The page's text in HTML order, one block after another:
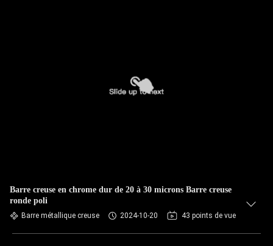
Barre creuse en chrome dur de 20 à 30 microns Barre creuse
ronde poli
Barre métallique creuse 2024-10-20 43 points de vue